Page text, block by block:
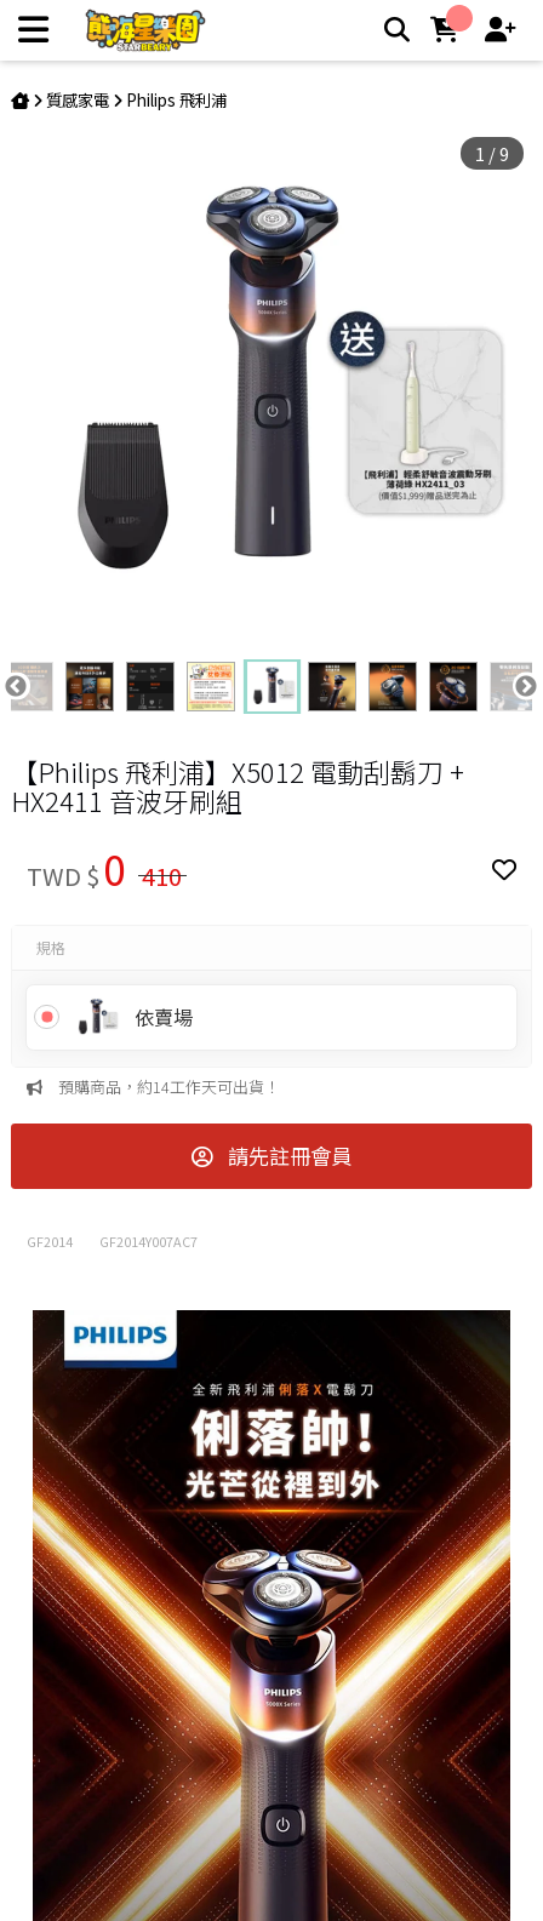
【Philips 飛利浦】X5012 電動刮鬍刀 + HX2411 音波牙刷組 |
熊嗨星親子樂園夾娃娃機店
質感家電 Philips 飛利浦
1 /9
【Philips 飛利浦】X5012 電動刮鬍刀 +
HX2411 音波牙刷組
TWD $ 0 410
規格
依賣場
預購商品，約14工作天可出貨！
請先註冊會員
GF2014 GF2014Y007AC7